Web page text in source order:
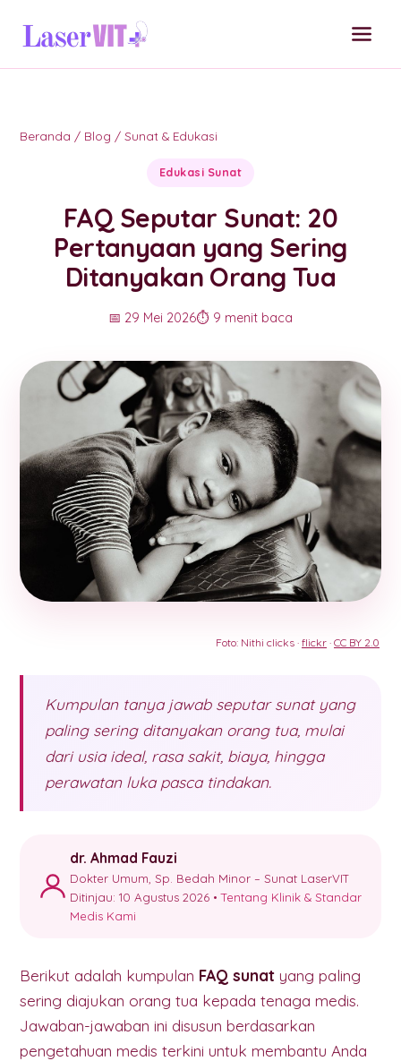
Beranda / Blog / Sunat & Edukasi
Edukasi Sunat
FAQ Seputar Sunat: 20
Pertanyaan yang Sering
Ditanyakan Orang Tua
📅 29 Mei 2026⏱️ 9 menit baca
Foto: Nithi clicks · flickr · CC BY 2.0
Kumpulan tanya jawab seputar sunat yang
paling sering ditanyakan orang tua, mulai
dari usia ideal, rasa sakit, biaya, hingga
perawatan luka pasca tindakan.
dr. Ahmad Fauzi
Dokter Umum, Sp. Bedah Minor – Sunat LaserVIT
Ditinjau: 10 Agustus 2026 •Tentang Klinik & Standar
Medis Kami
Berikut adalah kumpulan FAQ sunat yang paling
sering diajukan orang tua kepada tenaga medis.
Jawaban-jawaban ini disusun berdasarkan
pengetahuan medis terkini untuk membantu Anda